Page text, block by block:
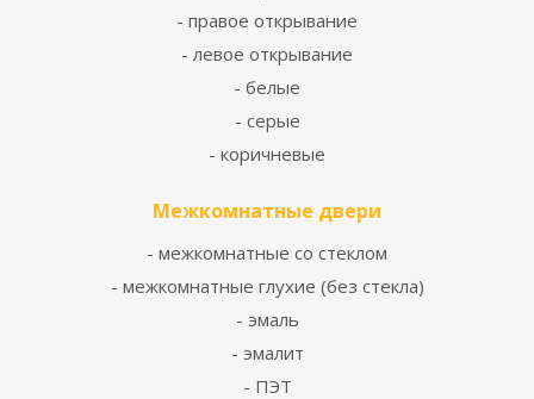
- правое открывание
- левое открывание
- белые
- серые
- коричневые
Межкомнатные двери
- межкомнатные со стеклом
- межкомнатные глухие (без стекла)
- эмаль
- эмалит
- ПЭТ